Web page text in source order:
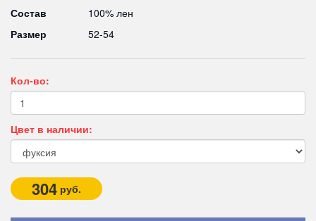
Состав
100% лен
Размер
52-54
Кол-во:
Цвет в наличии:
304 руб.